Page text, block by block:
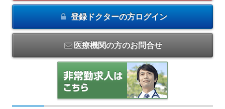
登録ドクターの方ログイン
医療機関の方のお問合せ